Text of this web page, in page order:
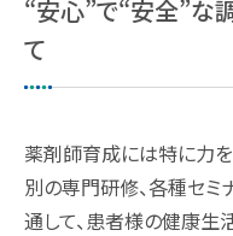
“安心”で“安全”な
て
薬剤師育成には特に力
別の専門研修、各種セミ
通して、患者様の健康生